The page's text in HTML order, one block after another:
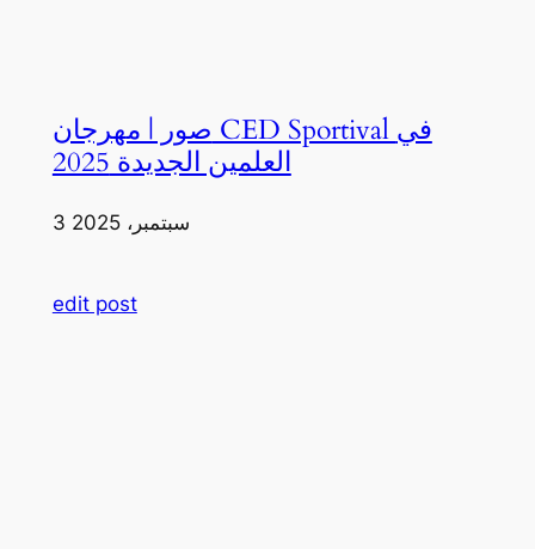
صور | مهرجان CED Sportival في
العلمين الجديدة 2025
3 سبتمبر، 2025
edit post